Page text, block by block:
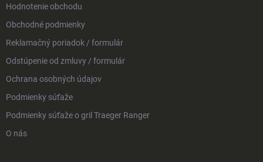
Hodnotenie obchodu
Obchodné podmienky
Reklamačný poriadok / formulár
Odstúpenie od zmluvy / formulár
Ochrana osobných údajov
Podmienky súťaže
Podmienky súťaže o gril Traeger Ranger
O nás